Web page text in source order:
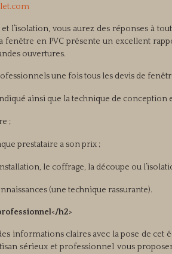
l’isolation, vous aurez des réponses à
fenêtre en PVC présente un excellent
ouvertures.
une fois tous les devis de
ainsi que la technique de conception
;
prestataire a son prix ;
le coffrage, la découpe ou
(une technique rassurante).
h2>
informations claires avec la pose de cet
sérieux et professionnel vous